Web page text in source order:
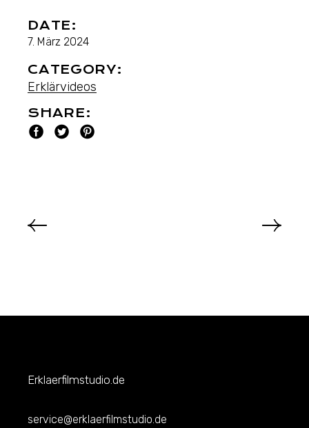
DATE:
7. März 2024
CATEGORY:
Erklärvideos
SHARE:
Erklaerfilmstudio.de
service@erklaerfilmstudio.de